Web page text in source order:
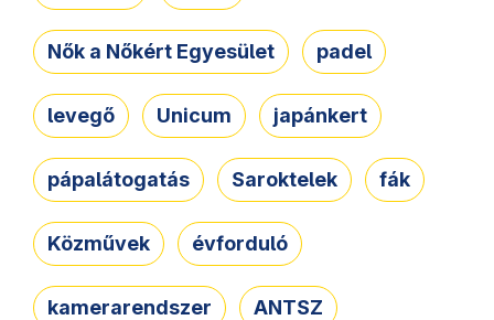
Nők a Nőkért Egyesület padel
levegő Unicum japánkert
pápalátogatás Saroktelek fák
Közművek évforduló
kamerarendszer ANTSZ